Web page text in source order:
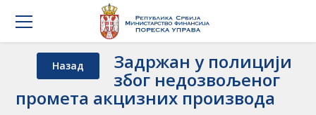
Назад Задржан у полицији
због недозвољеног
промета акцизних производа